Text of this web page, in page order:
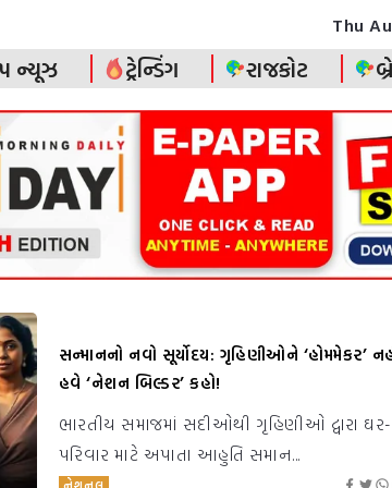
Thu
ન્યૂઝ ટ્રેન્ડિંગ રાજકોટ
સન્માનનો નવો સૂર્યોદય: ગૃહિણીઓને ‘હોમમેકર’
હવે ‘નેશન બિલ્ડર’ કહો!
ભારતીય સમાજમાં સદીઓથી ગૃહિણીઓ દ્વારા ઘર-
પરિવાર માટે અપાતા આહુતિ સમાન...